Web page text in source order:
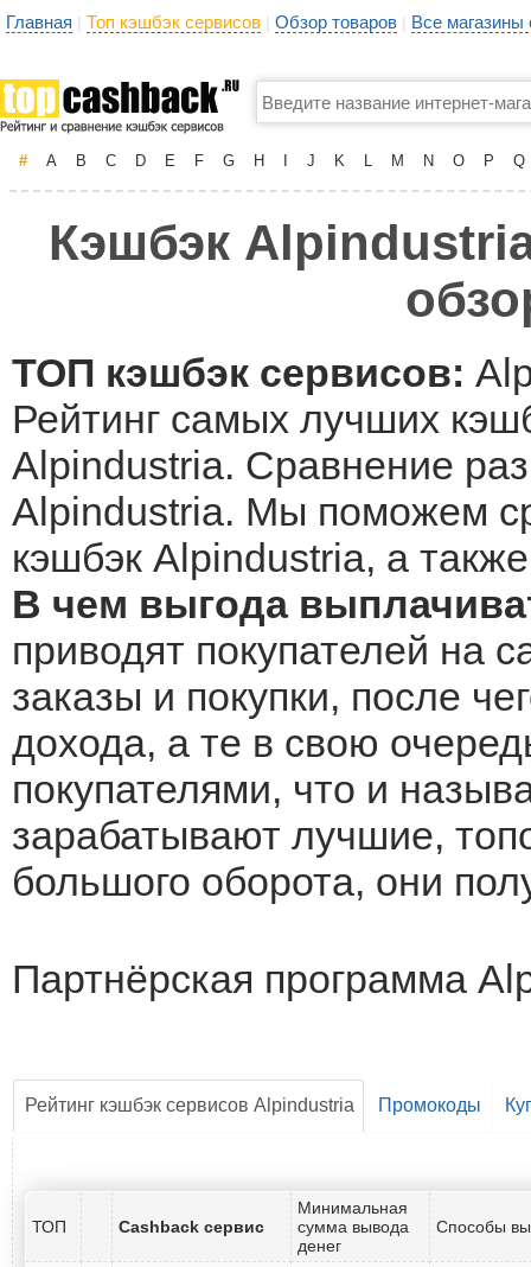
Главная | Топ кэшбэк сервисов | Обзор товаров | Все
# A B C D E F G H J K L M N O P Q
Кэшбэк
ТОП кэшбэк сервисов:
Рейтинг самых лучших
Alpindustria. Сравнение
Alpindustria. Мы поможем
кэшбэк Alpindustria, а
В чем выгода
приводят покупателей на
заказы и покупки, после
дохода, а те в свою
покупателями, что и
зарабатывают лучшие,
большого оборота, они
Партнёрская программа
Рейтинг кэшбэк сервисов Alpindustria Промокоды
ТОП Cashback сервис
Минимальная
сумма вывода
денег
Способы